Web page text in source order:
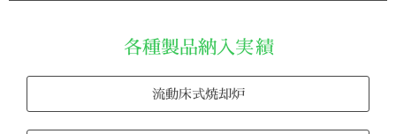
各種製品納入実績
流動床式焼却炉